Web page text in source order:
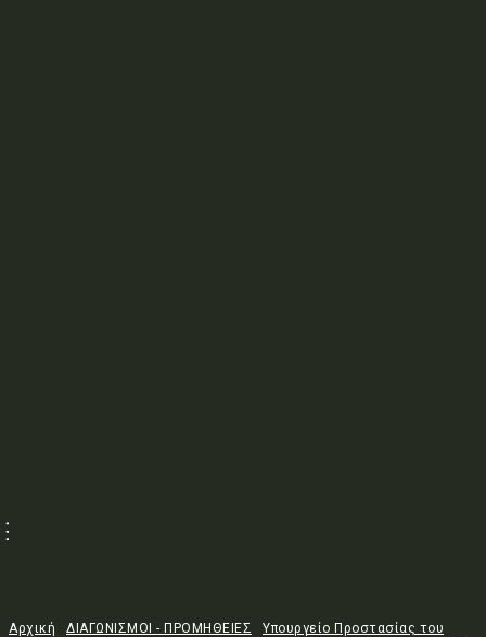
Αρχική ΔΙΑΓΩΝΙΣΜΟΙ - ΠΡΟΜΗΘΕΙΕΣ
Υπουργείο Προστασίας του